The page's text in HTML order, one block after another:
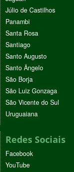
Júlio de Castilhos
Panambi
Santa Rosa
Santiago
Santo Augusto
Santo Ângelo
São Borja
São Luiz Gonzaga
São Vicente do Sul
Uruguaiana
Redes Sociais
Facebook
YouTube